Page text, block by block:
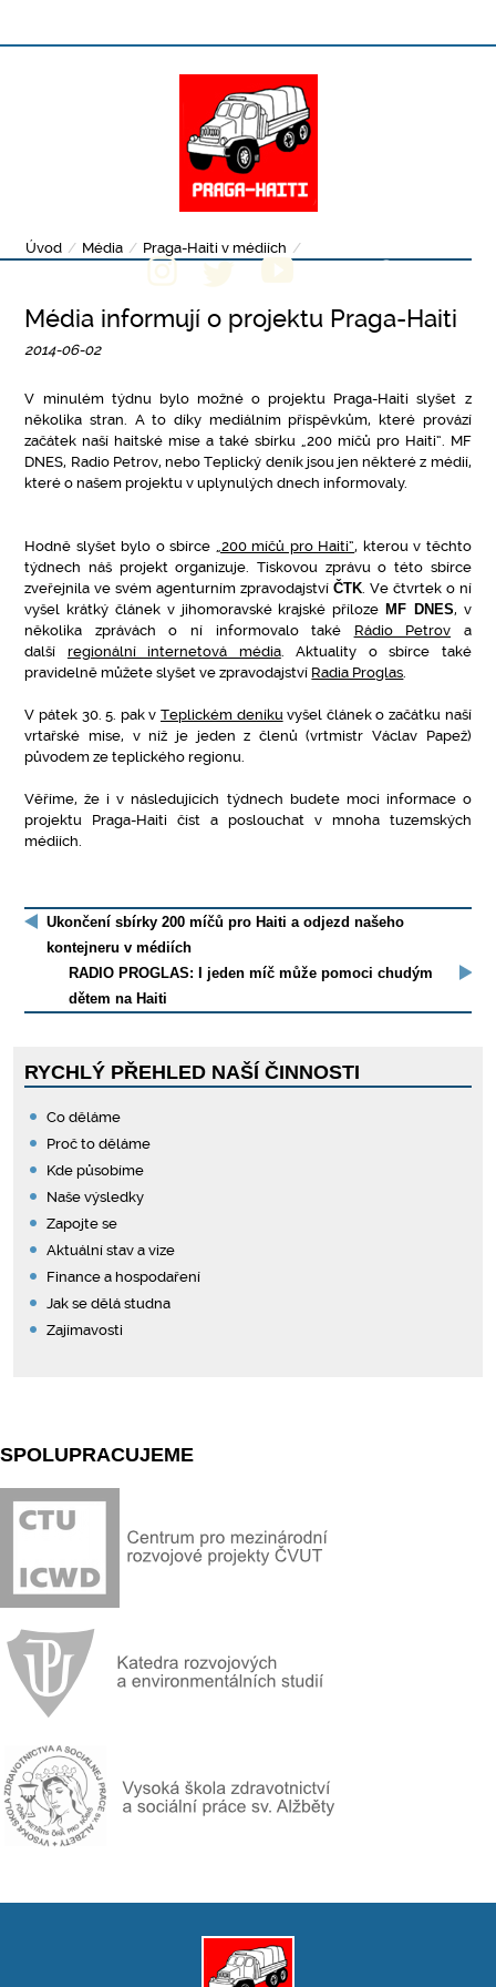
Úvod / Média / Praga-Haiti v médiích /
Média informují o projektu Praga-Haiti
2014-06-02
V minulém týdnu bylo možné o projektu Praga-Haiti slyšet z
několika stran. A to díky mediálním příspěvkům, které provází
začátek naší haitské mise a také sbírku „200 míčů pro Haiti“. MF
DNES, Radio Petrov, nebo Teplický deník jsou jen některé z médií,
které o našem projektu v uplynulých dnech informovaly.
Hodně slyšet bylo o sbírce „200 míčů pro Haiti“, kterou v těchto
týdnech náš projekt organizuje. Tiskovou zprávu o této sbírce
zveřejnila ve svém agenturním zpravodajství ČTK. Ve čtvrtek o ní
vyšel krátký článek v jihomoravské krajské příloze MF DNES, v
několika zprávách o ní informovalo také Rádio Petrov a
další regionální internetová média. Aktuality o sbírce také
pravidelně můžete slyšet ve zpravodajství Radia Proglas.
V pátek 30. 5. pak v Teplickém deníkuvyšel článek o začátku naší
vrtařské mise, v níž je jeden z členů (vrtmistr Václav Papež)
původem ze teplického regionu.
Věříme, že i v následujících týdnech budete moci informace o
projektu Praga-Haiti číst a poslouchat v mnoha tuzemských
médiích.
Ukončení sbírky 200 míčů pro Haiti a odjezd našeho
kontejneru v médiích
RADIO PROGLAS: I jeden míč může pomoci chudým
dětem na Haiti
RYCHLÝ PŘEHLED NAŠÍ ČINNOSTI
Co děláme
Proč to děláme
Kde působíme
Naše výsledky
Zapojte se
Aktuální stav a vize
Finance a hospodaření
Jak se dělá studna
Zajímavosti
SPOLUPRACUJEME